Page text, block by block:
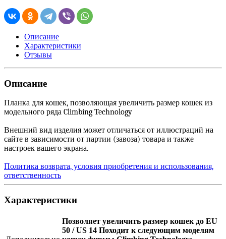
Описание
Характеристики
Отзывы
Описание
Планка для кошек, позволяющая увеличить размер кошек из
модельного ряда Climbing Technology
Внешний вид изделия может отличаться от иллюстраций на
сайте в зависимости от партии (завоза) товара и также
настроек вашего экрана.
Политика возврата, условия приобретения и использования,
ответственность
Характеристики
Позволяет увеличить размер кошек до EU
50 / US 14 Походит к следующим моделям